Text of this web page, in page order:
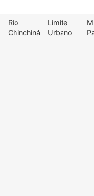
Rio
Chinchiná
Limite
Urbano